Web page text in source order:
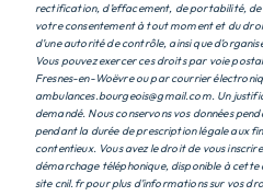
rectification, d’effacement, de portabilité,
votre consentement à tout moment et du
d’une autorité de contrôle, ainsi que
Vous pouvez exercer ces droits par voie
Fresnes-en-Woëvre ou par courrier
ambulances.bourgeois@gmail.com. Un
demandé. Nous conservons vos données
pendant la durée de prescription légale aux
contentieux. Vous avez le droit de vous
démarchage téléphonique, disponible à cette
site cnil.fr pour plus d’informations sur vos